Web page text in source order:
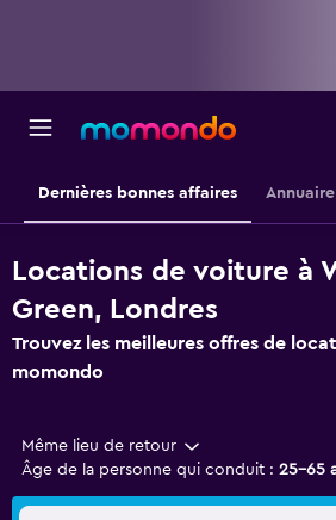
Dernières bonnes affaires
Locations de voiture à
Green, Londres
Trouvez les meilleures offres de
momondo
Même lieu de retour
Âge de la personne qui conduit : 25-65